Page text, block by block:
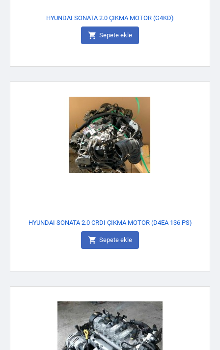
HYUNDAI SONATA 2.0 ÇIKMA MOTOR (G4KD)
 Sepete ekle
HYUNDAI SONATA 2.0 CRDI ÇIKMA MOTOR (D4EA 136 PS)
 Sepete ekle